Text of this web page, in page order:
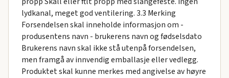
lydkanal, meget god ventilering. 3.3 Merking
Forsendelsen skal inneholde informasjon om -
produsentens navn - brukerens navn og fødselsdato
Brukerens navn skal ikke stå utenpå forsendelsen,
men framgå av innvendig emballasje eller vedlegg.
Produktet skal kunne merkes med angivelse av høyre